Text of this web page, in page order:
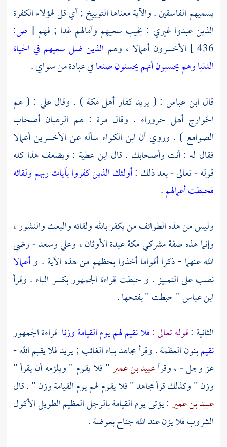
يسميهم الفاسقين . والآية معناها التوبيخ ; أي قل لهؤلاء الكفرة
الذين عبدوا غيري : يخيب سعيهم وآمالهم غدا ; فهم [ ص:
436 ] الأخسرون أعمالا ، وهم الذين ضل سعيهم في الحياة
الدنيا وهم يحسبون أنهم يحسنون صنعافي عبادة من سواي .
قال ابن عباس : ( يريد كفارأهلمكة) . وقالعلي : ( هم
الخوارجأهل حروراء . وقال مرة : هم الرهبان أصحاب
الصوامع ) . وروي أن ابن الكواء سأله عن الأخسرين أعمالا
فقال له : أنت وأصحابك . قال ابن عطية : ويضعف هذا كله
قوله - تعالى - بعد ذلك :أولئك الذين كفروا بآيات ربهم ولقائه
فحبطت أعمالهم.
وليس من هذه الطوائف من يكفر بالله ولقائه والبعث والنشور ،
وإنما هذه صفة مشركيمكةعبدة الأوثان ، وعليوسعد- رضي
الله عنهما - ذكرا أقواما أخذوا بحظهم من هذه الآية . وأعمالا
نصب على التمييز . و حبطت قراءة الجمهور بكسر الباء . وقرأ
ابن عباس" حبطت " بفتحها .
الثانية :قوله تعالى :فلا نقيم لهم يوم القيامة وزنا قراءة الجمهور
نقيمبنون العظمة . وقرأمجاهدبياء الغائب ; يريد فلا يقيم الله -
عز وجل - ، وقرأعبيد بن عمير" فلا يقوم " ويلزمه أن يقرأ "
وزن " وكذلك قرأمجاهد" فلا يقوم لهم يوم القيامة وزن " . قال
عبيد بن عمير: يؤتى يوم القيامة بالرجل العظيم الطويل الأكول
الشروب فلا يزن عند الله جناح بعوضة .